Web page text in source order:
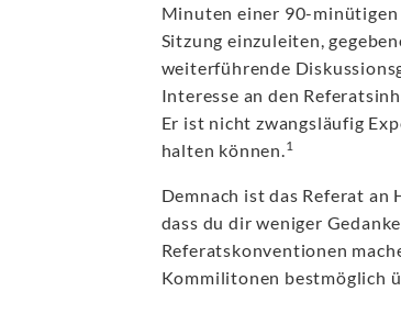
Minuten einer 90-minütigen
Sitzung einzuleiten,
weiterführende
Interesse an den
Er ist nicht zwangsläufig
halten können. 1
Demnach ist das Referat
dass du dir weniger
Referatskonventionen
Kommilitonen bestmöglich